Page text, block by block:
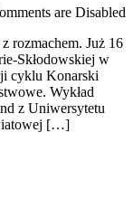
are Disabled
rozmachem. Już 16
Skłodowskiej w
cyklu Konarski
Wykład
z Uniwersytetu
[…]